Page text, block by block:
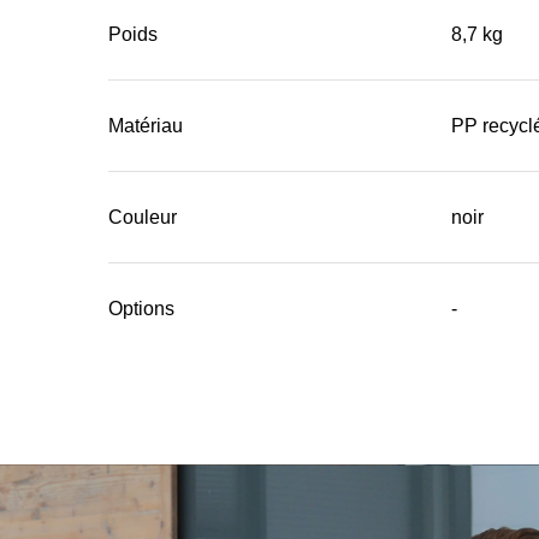
Poids 8,7 kg
Matériau PP
Couleur noir
Options -